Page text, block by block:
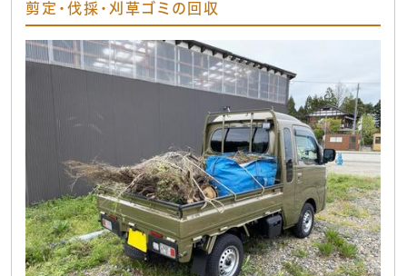
剪定・伐採・刈草ゴミの回収